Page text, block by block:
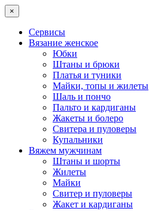
×
Сервисы
Вязание женское
Юбки
Штаны и брюки
Платья и туники
Майки, топы и жилеты
Шаль и пончо
Пальто и кардиганы
Жакеты и болеро
Свитера и пуловеры
Купальники
Вяжем мужчинам
Штаны и шорты
Жилеты
Майки
Свитер и пуловеры
Жакет и кардиганы